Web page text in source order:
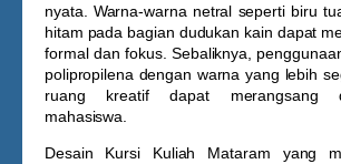
nyata. Warna-warna netral seperti biru
hitam pada bagian dudukan kain dapat
formal dan fokus. Sebaliknya,
polipropilena dengan warna yang lebih
ruang kreatif dapat merangsang
mahasiswa.
Desain Kursi Kuliah Mataram yang